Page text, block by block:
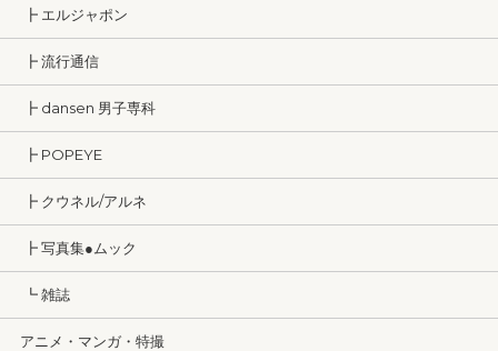
┣ エルジャポン
┣ 流行通信
┣ dansen 男子専科
┣ POPEYE
┣ クウネル/アルネ
┣ 写真集●ムック
┗ 雑誌
アニメ・マンガ・特撮